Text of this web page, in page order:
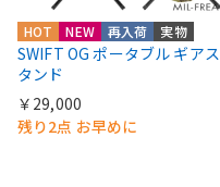
HOT NEW 再入荷 実物
SWIFT OG ポータブル ギアス
タンド
￥29,000
残り2点 お早めに